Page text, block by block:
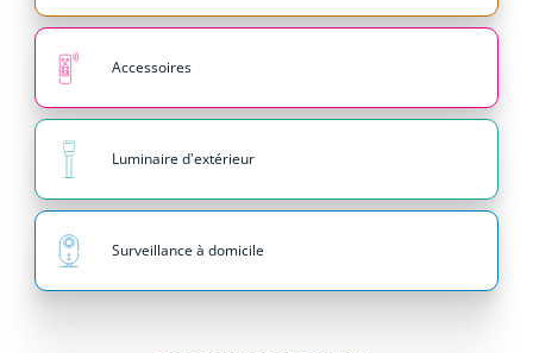
Accessoires
Luminaire d'extérieur
Surveillance à domicile